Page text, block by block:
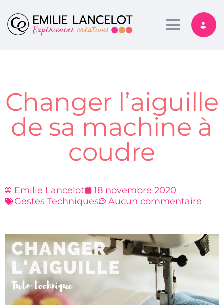
Toggle
Changer l’aiguille
de sa machine à
coudre
Emilie Lancelot
18 novembre 2020
Gestes Techniques
Aucun commentaire